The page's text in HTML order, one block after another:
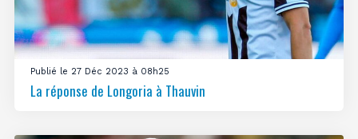
Publié le 27 Déc 2023 à 08h25
La réponse de Longoria à Thauvin